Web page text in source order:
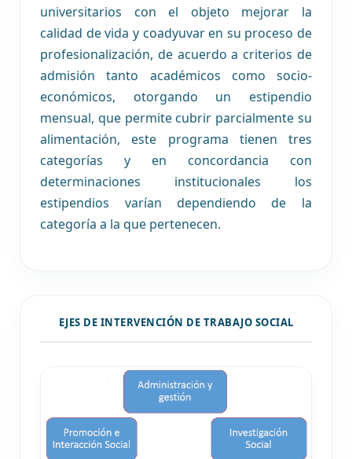
universitarios con el objeto mejorar la
calidad de vida y coadyuvar en su proceso de
profesionalización, de acuerdo a criterios de
admisión tanto académicos como socio-
económicos, otorgando un estipendio
mensual, que permite cubrir parcialmente su
alimentación, este programa tienen tres
categorías y en concordancia con
determinaciones institucionales los
estipendios varían dependiendo de la
categoría a la que pertenecen.
EJES DE INTERVENCIÓN DE TRABAJO SOCIAL